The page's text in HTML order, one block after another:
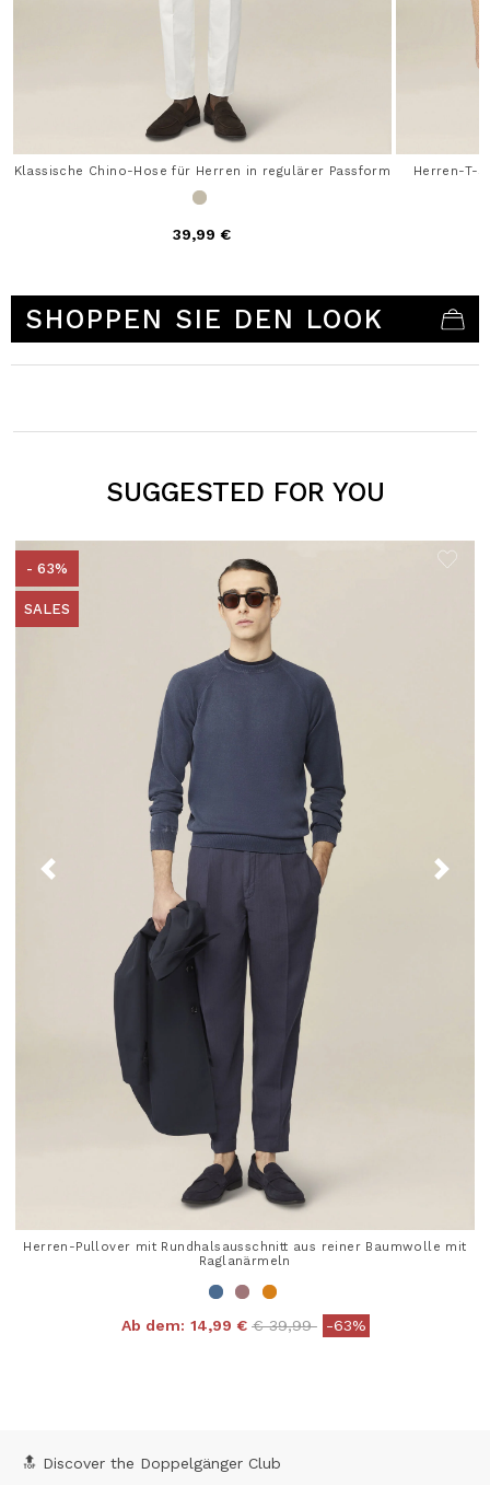
Klassische Chino-Hose für Herren in regulärer Passform
39,99 €
Herren-T-
SHOPPEN SIE DEN LOOK
SUGGESTED FOR YOU
- 63%
SALES
Herren-Pullover mit Rundhalsausschnitt aus reiner Baumwolle mit
Raglanärmeln
Ab dem: 14,99 € Price reduced from
€ 39,99to-63%
🔝 Discover the Doppelgänger Club